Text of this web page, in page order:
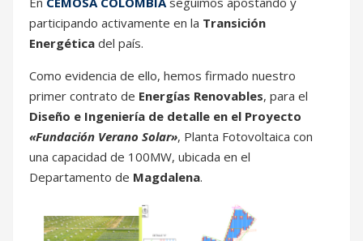
participando activamente en la Transición
Energética del país.
Como evidencia de ello, hemos firmado nuestro
primer contrato de Energías Renovables, para el
Diseño e Ingeniería de detalle en el Proyecto
«Fundación Verano Solar», Planta Fotovoltaica con
una capacidad de 100MW, ubicada en el
Departamento de Magdalena.